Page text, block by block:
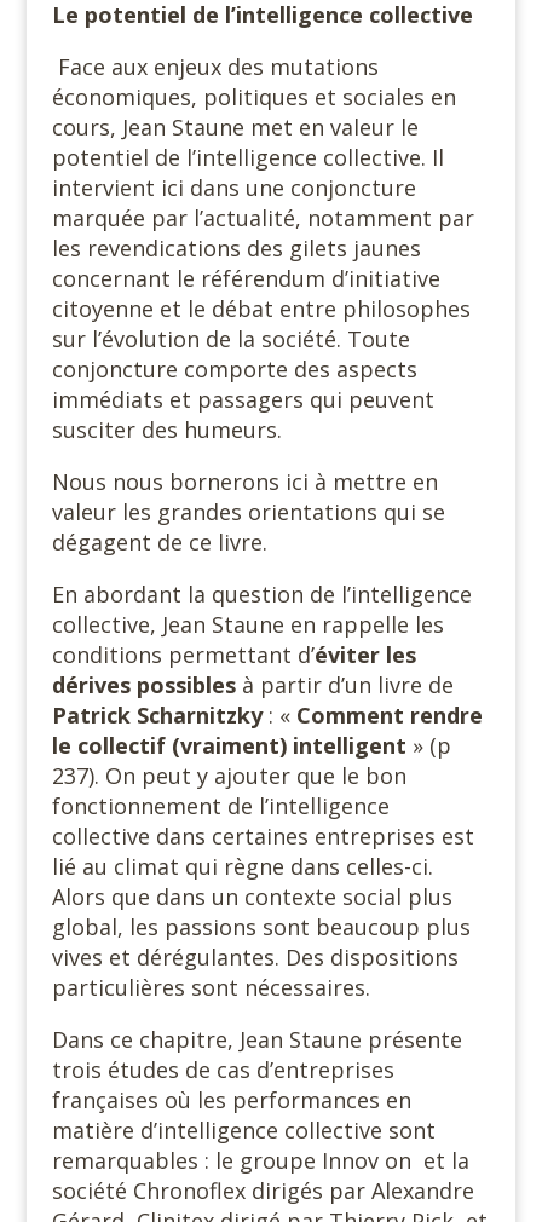
Le potentiel de l’intelligence collective
Face aux enjeux des mutations
économiques, politiques et sociales en
cours, Jean Staune met en valeur le
potentiel de l’intelligence collective. Il
intervient ici dans une conjoncture
marquée par l’actualité, notamment par
les revendications des gilets jaunes
concernant le référendum d’initiative
citoyenne et le débat entre philosophes
sur l’évolution de la société. Toute
conjoncture comporte des aspects
immédiats et passagers qui peuvent
susciter des humeurs.
Nous nous bornerons ici à mettre en
valeur les grandes orientations qui se
dégagent de ce livre.
En abordant la question de l’intelligence
collective, Jean Staune en rappelle les
conditions permettant d’éviter les
dérives possibles à partir d’un livre de
Patrick Scharnitzky : « Comment rendre
le collectif (vraiment) intelligent » (p
237). On peut y ajouter que le bon
fonctionnement de l’intelligence
collective dans certaines entreprises est
lié au climat qui règne dans celles-ci.
Alors que dans un contexte social plus
global, les passions sont beaucoup plus
vives et dérégulantes. Des dispositions
particulières sont nécessaires.
Dans ce chapitre, Jean Staune présente
trois études de cas d’entreprises
françaises où les performances en
matière d’intelligence collective sont
remarquables : le groupe Innov on et la
société Chronoflex dirigés par Alexandre